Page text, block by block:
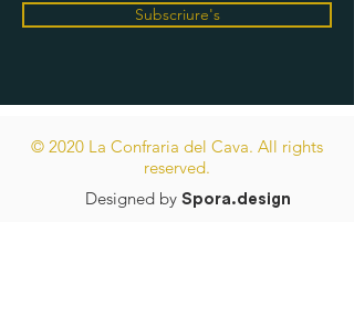
Subscriure's
© 2020 La Confraria del Cava. All rights
reserved.
Designed by Spora.design